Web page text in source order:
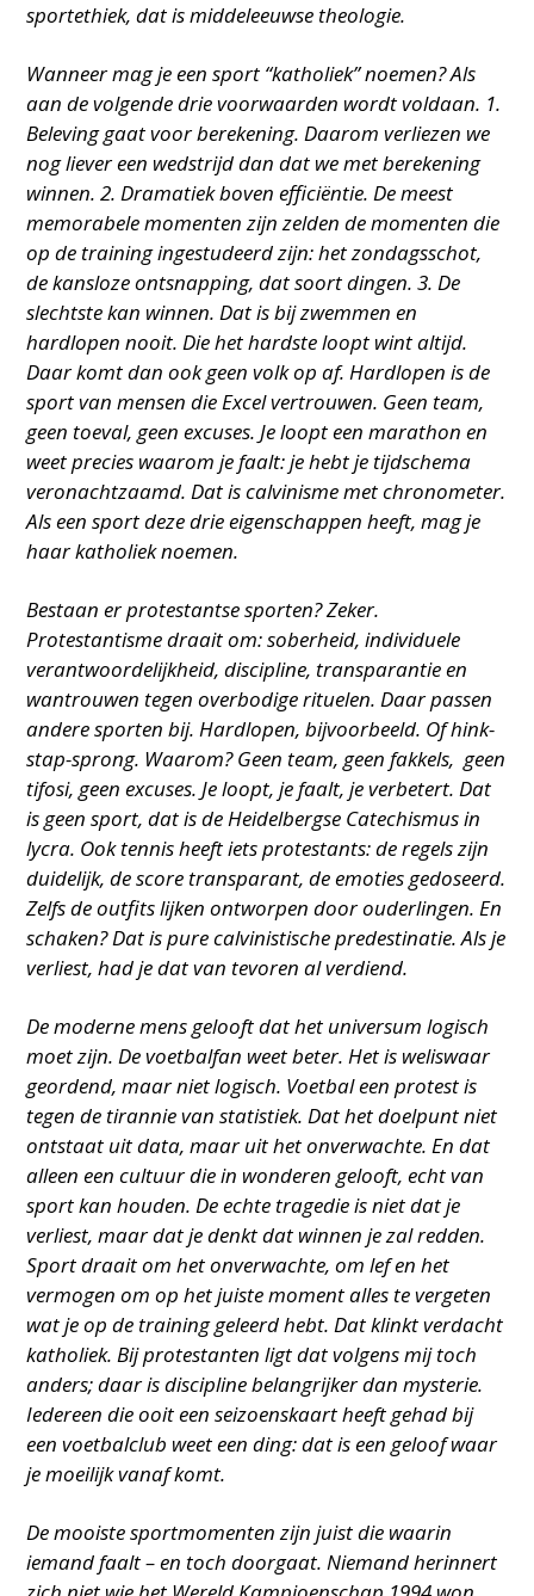
sportethiek, dat is middeleeuwse theologie.
Wanneer mag je een sport “katholiek” noemen? Als
aan de volgende drie voorwaarden wordt voldaan. 1.
Beleving gaat voor berekening. Daarom verliezen we
nog liever een wedstrijd dan dat we met berekening
winnen. 2. Dramatiek boven efficiëntie. De meest
memorabele momenten zijn zelden de momenten die
op de training ingestudeerd zijn: het zondagsschot,
de kansloze ontsnapping, dat soort dingen. 3. De
slechtste kan winnen. Dat is bij zwemmen en
hardlopen nooit. Die het hardste loopt wint altijd.
Daar komt dan ook geen volk op af. Hardlopen is de
sport van mensen die Excel vertrouwen. Geen team,
geen toeval, geen excuses. Je loopt een marathon en
weet precies waarom je faalt: je hebt je tijdschema
veronachtzaamd. Dat is calvinisme met chronometer.
Als een sport deze drie eigenschappen heeft, mag je
haar katholiek noemen.
Bestaan er protestantse sporten? Zeker.
Protestantisme draait om: soberheid, individuele
verantwoordelijkheid, discipline, transparantie en
wantrouwen tegen overbodige rituelen. Daar passen
andere sporten bij. Hardlopen, bijvoorbeeld. Of hink-
stap-sprong. Waarom? Geen team, geen fakkels, geen
tifosi, geen excuses. Je loopt, je faalt, je verbetert. Dat
is geen sport, dat is de Heidelbergse Catechismus in
lycra. Ook tennis heeft iets protestants: de regels zijn
duidelijk, de score transparant, de emoties gedoseerd.
Zelfs de outfits lijken ontworpen door ouderlingen. En
schaken? Dat is pure calvinistische predestinatie. Als je
verliest, had je dat van tevoren al verdiend.
De moderne mens gelooft dat het universum logisch
moet zijn. De voetbalfan weet beter. Het is weliswaar
geordend, maar niet logisch. Voetbal een protest is
tegen de tirannie van statistiek. Dat het doelpunt niet
ontstaat uit data, maar uit het onverwachte. En dat
alleen een cultuur die in wonderen gelooft, echt van
sport kan houden. De echte tragedie is niet dat je
verliest, maar dat je denkt dat winnen je zal redden.
Sport draait om het onverwachte, om lef en het
vermogen om op het juiste moment alles te vergeten
wat je op de training geleerd hebt. Dat klinkt verdacht
katholiek. Bij protestanten ligt dat volgens mij toch
anders; daar is discipline belangrijker dan mysterie.
Iedereen die ooit een seizoenskaart heeft gehad bij
een voetbalclub weet een ding: dat is een geloof waar
je moeilijk vanaf komt.
De mooiste sportmomenten zijn juist die waarin
iemand faalt – en toch doorgaat. Niemand herinnert